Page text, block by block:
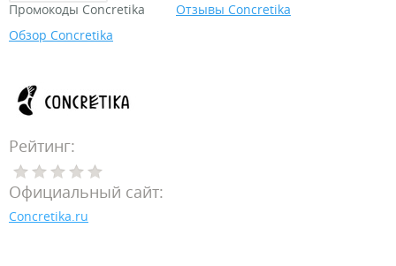
Промокоды Concretika
Отзывы Concretika
Обзор Concretika
Рейтинг:
Официальный сайт:
Concretika.ru